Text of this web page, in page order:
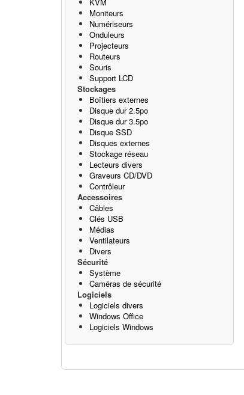
Moniteurs
Numériseurs
Onduleurs
Projecteurs
Routeurs
Souris
Support LCD
Stockages
Boîtiers externes
Disque dur 2.5po
Disque dur 3.5po
Disque SSD
Disques externes
Stockage réseau
Lecteurs divers
Graveurs CD/DVD
Contrôleur
Accessoires
Câbles
Clés USB
Médias
Ventilateurs
Divers
Sécurité
Système
Caméras de sécurité
Logiciels
Logiciels divers
Windows Office
Logiciels Windows